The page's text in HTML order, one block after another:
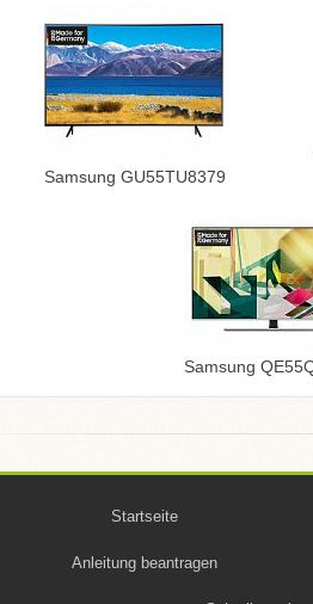
Samsung GU55TU8379
Samsung
Startseite
Anleitung beantragen